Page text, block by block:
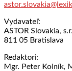
Vydavateľ:
ASTOR Slovakia,
811 05 Bratislava
Redaktori:
Mgr. Peter Kolník,